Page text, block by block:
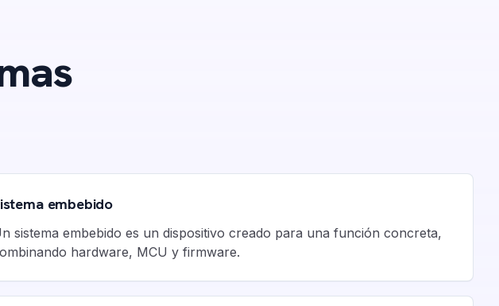
embebido
sistema embebido es un dispositivo creado para una función concreta,
hardware, MCU y firmware.